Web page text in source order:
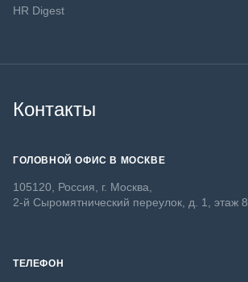
HR Digest
Контакты
ГОЛОВНОЙ ОФИС В МОСКВЕ
105120, Россия, г. Москва,
2-й Сыромятнический переулок, д. 1, этаж 8
ТЕЛЕФОН